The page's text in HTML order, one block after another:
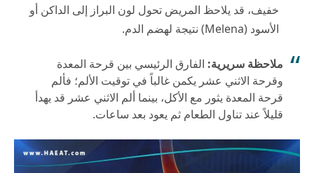
خفيف، قد يلاحظ المريض تحول لون البراز إلى الداكن أو
الأسود (Melena) نتيجة لهضم الدم.
ملاحظة سريرية: الفارق الرئيسي بين قرحة المعدة
وقرحة الاثني عشر يكمن غالباً في توقيت الألم؛ فألم
قرحة المعدة يثور مع الأكل، بينما ألم الاثني عشر قد يهدأ
قليلاً عند تناول الطعام ثم يعود بعد ساعات.